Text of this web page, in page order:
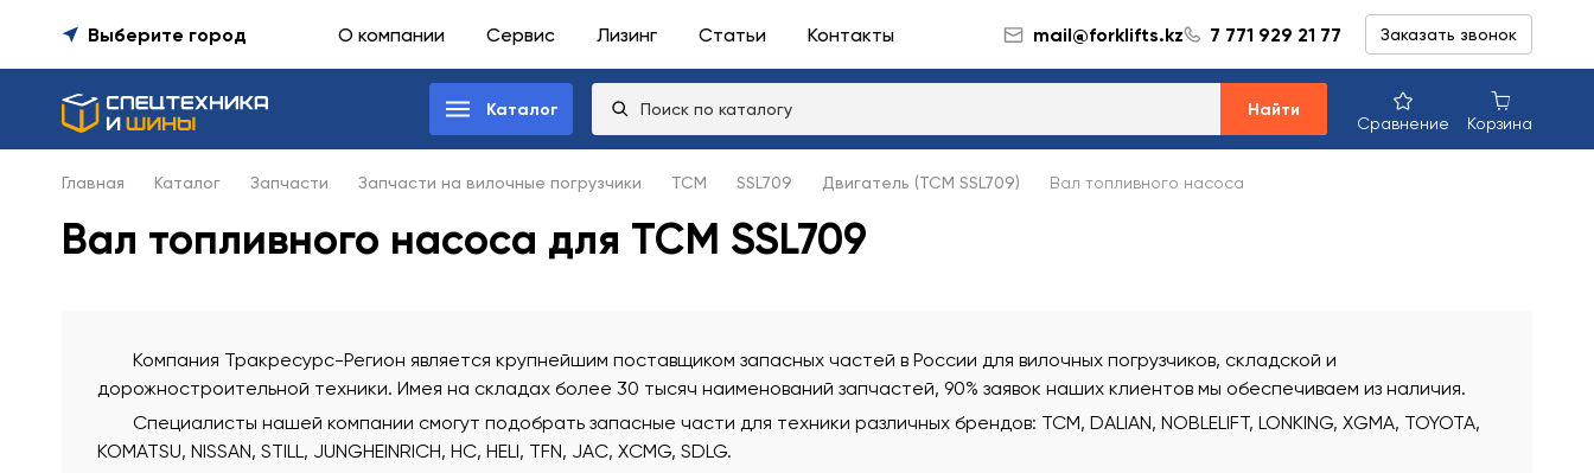
Выберите город О компании Сервис Лизинг Статьи Контакты mail@forklifts.kz 7 771 929 21 77 Заказать звонок
Каталог Найти
Сравнение Корзина
Главная Каталог Запчасти Запчасти на вилочные погрузчики TCM SSL709 Двигатель (TCM SSL709) Вал топливного насоса
Вал топливного насоса для TCM SSL709
Компания Тракресурс-Регион является крупнейшим поставщиком запасных частей в России для вилочных погрузчиков, складской и
дорожностроительной техники. Имея на складах более 30 тысяч наименований запчастей, 90% заявок наших клиентов мы обеспечиваем из наличия.
Специалисты нашей компании смогут подобрать запасные части для техники различных брендов: TCM, DALIAN, NOBLELIFT, LONKING, XGMA, TOYOTA,
KOMATSU, NISSAN, STILL, JUNGHEINRICH, HC, HELI, TFN, JAC, XCMG, SDLG.